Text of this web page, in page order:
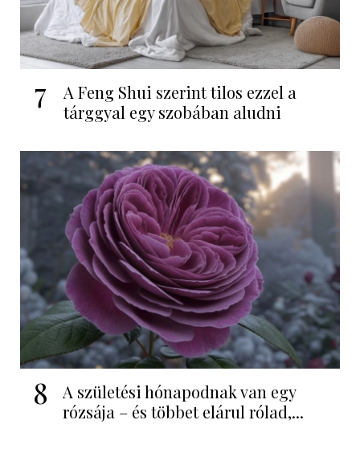
7
A Feng Shui szerint tilos ezzel a
tárggyal egy szobában aludni
8
A születési hónapodnak van egy
rózsája – és többet elárul rólad,...